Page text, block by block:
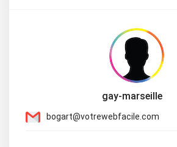
gay-marseille
bogart@votrewebfacile.com